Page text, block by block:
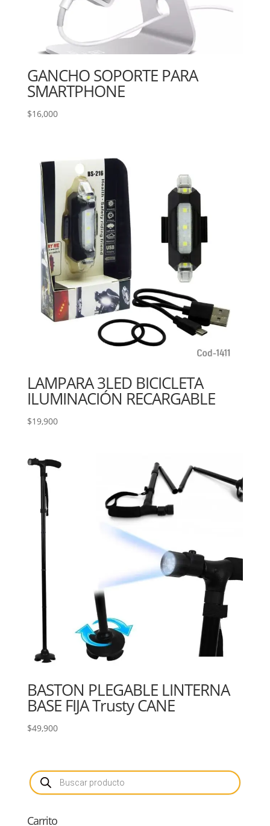
GANCHO SOPORTE PARA
SMARTPHONE
$16,000
LAMPARA 3LED BICICLETA
ILUMINACIÓN RECARGABLE
$19,900
BASTON PLEGABLE LINTERNA
BASE FIJA Trusty CANE
$49,900
Búsqueda
de
productos
Carrito